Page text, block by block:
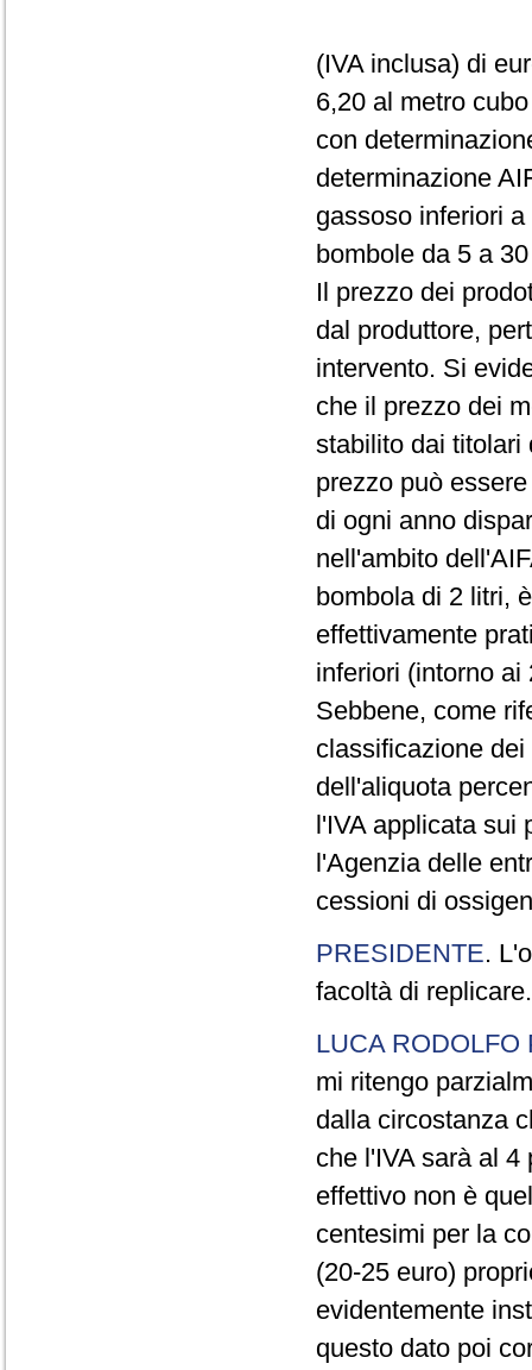
(IVA inclusa) di
6,20 al metro
con
determinazione
gassoso inferiori
bombole da 5 a
Il prezzo dei
dal produttore,
intervento. Si
che il prezzo dei
stabilito dai titolari
prezzo può
di ogni anno
nell'ambito
bombola di 2 litri,
effettivamente
inferiori (intorno ai
Sebbene, come
classificazione
dell'aliquota
l'IVA applicata
l'Agenzia delle
cessioni di
PRESIDENTE.
facoltà di replicare.
LUCA RODOLFO
mi ritengo
dalla circostanza
che l'IVA sarà al
effettivo non è
centesimi per la
(20-25 euro)
evidentemente
questo dato poi